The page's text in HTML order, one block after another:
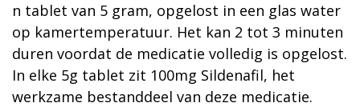
n tablet van 5 gram, opgelost in een glas water
op kamertemperatuur. Het kan 2 tot 3 minuten
duren voordat de medicatie volledig is opgelost.
In elke 5g tablet zit 100mg Sildenafil, het
werkzame bestanddeel van deze medicatie.